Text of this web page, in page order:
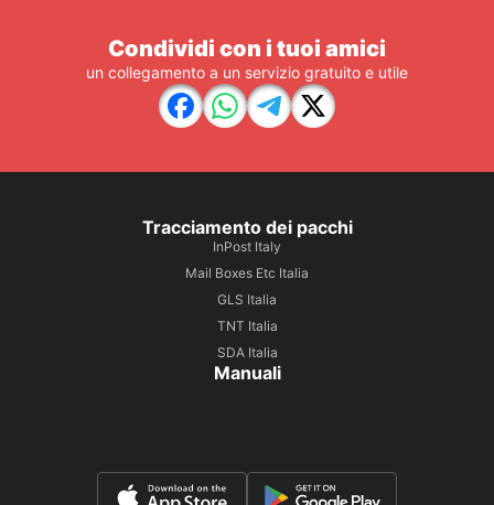
Condividi con i tuoi amici
un collegamento a un servizio gratuito e utile
Tracciamento dei pacchi
InPost Italy
Mail Boxes Etc Italia
GLS Italia
TNT Italia
SDA Italia
Manuali